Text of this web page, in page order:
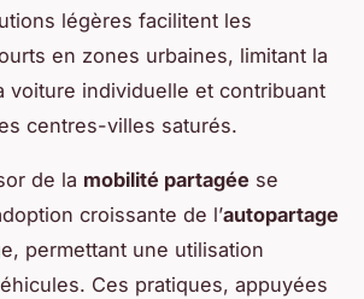
légères facilitent les
en zones urbaines, limitant la
voiture individuelle et contribuant
centres-villes saturés.
de la mobilité partagée se
croissante de l’autopartage
permettant une utilisation
Ces pratiques, appuyées